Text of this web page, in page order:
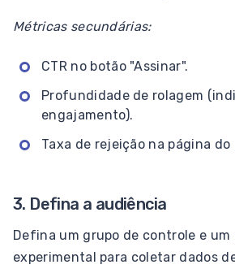
Métricas secundárias:
CTR no botão "Assinar".
Profundidade de rolagem
engajamento).
Taxa de rejeição na página do
3. Defina a audiência
Defina um grupo de controle e um
experimental para coletar dados